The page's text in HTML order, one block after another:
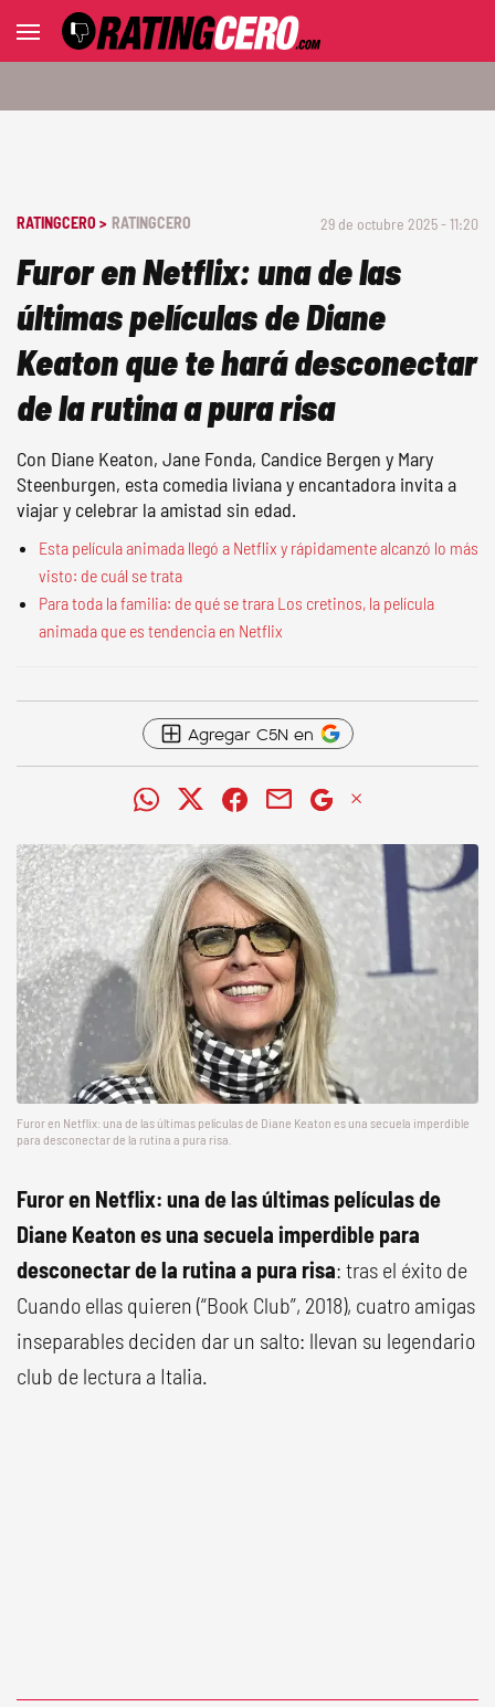
RATINGCERO > RATINGCERO 29 de octubre 2025 - 11:20
Furor en Netflix: una de las
últimas películas de Diane
Keaton que te hará desconectar
de la rutina a pura risa
Con Diane Keaton, Jane Fonda, Candice Bergen y Mary
Steenburgen, esta comedia liviana y encantadora invita a
viajar y celebrar la amistad sin edad.
Esta película animada llegó a Netflix y rápidamente alcanzó lo más
visto: de cuál se trata
Para toda la familia: de qué se trara Los cretinos, la película
animada que es tendencia en Netflix
Agregar C5N en
Furor en Netflix: una de las últimas películas de Diane Keaton es una secuela imperdible
para desconectar de la rutina a pura risa.
Furor en Netflix: una de las últimas películas de
Diane Keaton es una secuela imperdible para
desconectar de la rutina a pura risa: tras el éxito de
Cuando ellas quieren (“Book Club”, 2018), cuatro amigas
inseparables deciden dar un salto: llevan su legendario
club de lectura a Italia.